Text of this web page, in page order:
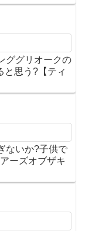
ググリオークの
と思う?【ティ
ないか?子供で
ーズオブザキ